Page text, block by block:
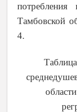
Тамбовской
4.